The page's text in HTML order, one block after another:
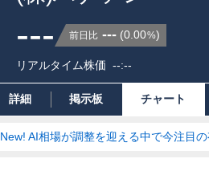
--- 前日比 --- (0.00%)
リアルタイム株価 --:--
詳細 掲示板 チャート
New! AI相場が調整を迎える中で今注目